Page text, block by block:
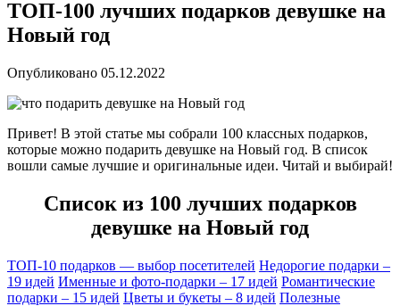
ТОП-100 лучших подарков девушке на
Новый год
Опубликовано 05.12.2022
Привет! В этой статье мы собрали 100 классных подарков,
которые можно подарить девушке на Новый год. В список
вошли самые лучшие и оригинальные идеи. Читай и выбирай!
Список из 100 лучших подарков
девушке на Новый год
ТОП-10 подарков — выбор посетителей Недорогие подарки –
19 идей Именные и фото-подарки – 17 идей Романтические
подарки – 15 идей Цветы и букеты – 8 идей Полезные